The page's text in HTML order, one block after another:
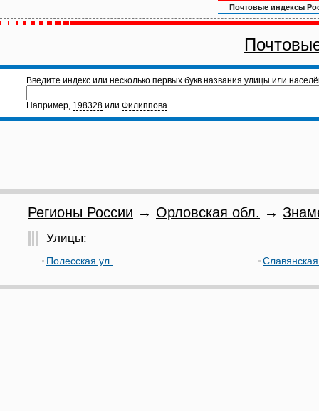
Почтовые индексы
Введите индекс или несколько первых букв названия улицы или
Например, 198328 или Филиппова.
Регионы России → Орловская обл. →
Улицы:
Полесская ул.